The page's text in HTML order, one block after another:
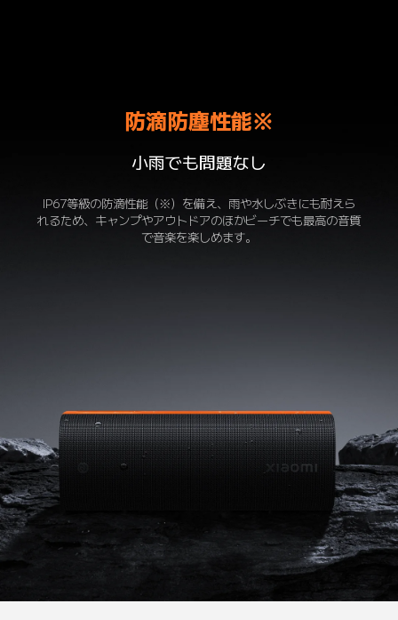
防滴防塵性能※
小雨でも問題なし
IP67等級の防滴性能（※）を備え、雨や水しぶきにも耐えら
れるため、キャンプやアウトドアのほかビーチでも最高の音質
で音楽を楽しめます。